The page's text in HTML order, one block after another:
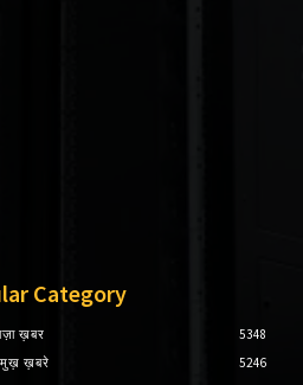
Category
ख़बर
5348
ख़बरे
5246